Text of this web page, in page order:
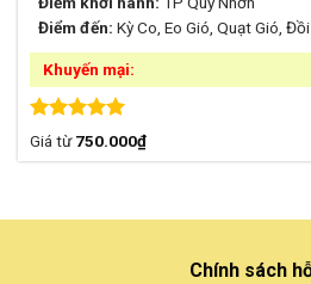
Điểm đến: Kỳ Co, Eo Gió, Quạt Gió,
Khuyến mại:
Được xếp
Giá từ750.000₫
Chính sách